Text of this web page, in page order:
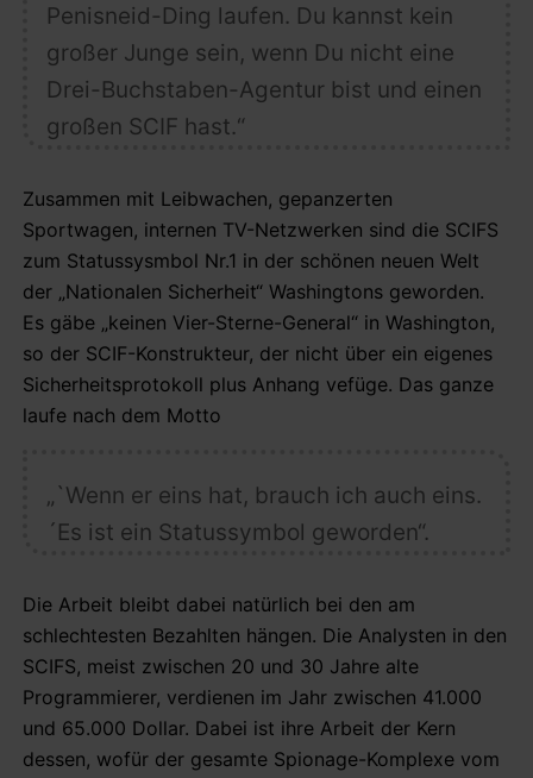
Penisneid-Ding laufen. Du kannst kein
großer Junge sein, wenn Du nicht eine
Drei-Buchstaben-Agentur bist und einen
großen SCIF hast.“
Zusammen mit Leibwachen, gepanzerten
Sportwagen, internen TV-Netzwerken sind die SCIFS
zum Statussysmbol Nr.1 in der schönen neuen Welt
der „Nationalen Sicherheit“ Washingtons geworden.
Es gäbe „keinen Vier-Sterne-General“ in Washington,
so der SCIF-Konstrukteur, der nicht über ein eigenes
Sicherheitsprotokoll plus Anhang vefüge. Das ganze
laufe nach dem Motto
„`Wenn er eins hat, brauch ich auch eins.
´Es ist ein Statussymbol geworden“.
Die Arbeit bleibt dabei natürlich bei den am
schlechtesten Bezahlten hängen. Die Analysten in den
SCIFS, meist zwischen 20 und 30 Jahre alte
Programmierer, verdienen im Jahr zwischen 41.000
und 65.000 Dollar. Dabei ist ihre Arbeit der Kern
dessen, wofür der gesamte Spionage-Komplexe vom